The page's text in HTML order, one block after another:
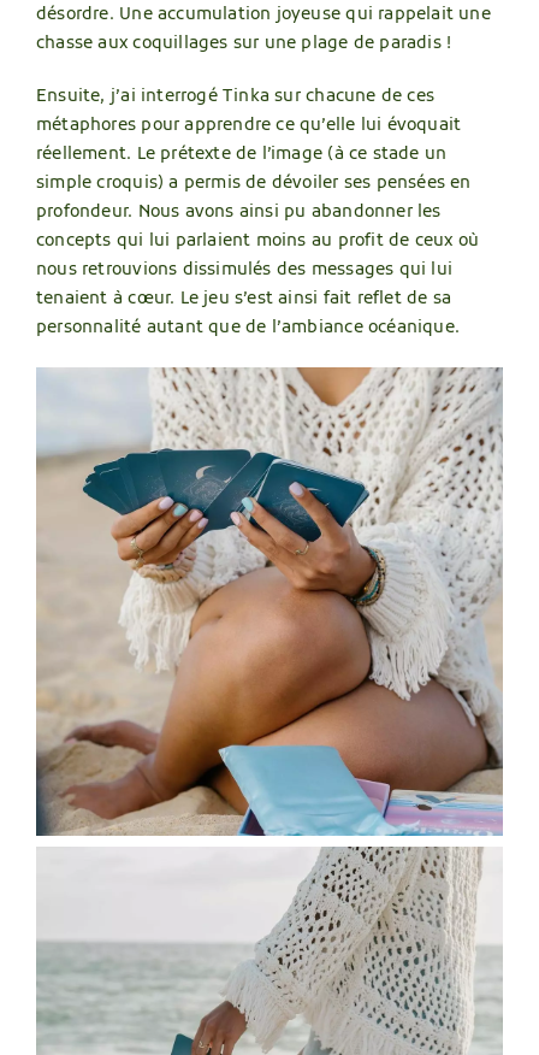
désordre. Une accumulation joyeuse qui rappelait une
chasse aux coquillages sur une plage de paradis !
Ensuite, j’ai interrogé Tinka sur chacune de ces
métaphores pour apprendre ce qu’elle lui évoquait
réellement. Le prétexte de l’image (à ce stade un
simple croquis) a permis de dévoiler ses pensées en
profondeur. Nous avons ainsi pu abandonner les
concepts qui lui parlaient moins au profit de ceux où
nous retrouvions dissimulés des messages qui lui
tenaient à cœur. Le jeu s’est ainsi fait reflet de sa
personnalité autant que de l’ambiance océanique.